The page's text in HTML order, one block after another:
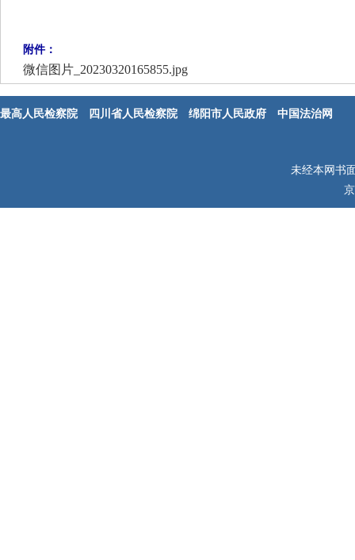
附件：
微信图片_20230320165855.jpg
最高人民检察院 四川省人民检察院 绵阳市人民政府 中国法治网
未经本网书